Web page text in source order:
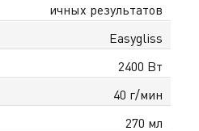
ичных результатов
Easygliss
2400 Вт
40 г/мин
270 мл